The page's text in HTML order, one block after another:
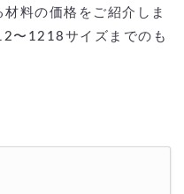
料の価格をご紹介しま
〜1218サイズまでのも